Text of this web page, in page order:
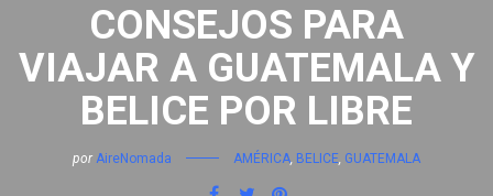
CONSEJOS PARA
VIAJAR A GUATEMALA Y
BELICE POR LIBRE
por AireNomada AMÉRICA BELICE GUATEMALA